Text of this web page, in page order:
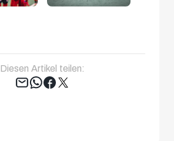
Diesen Artikel teilen:
Tweet